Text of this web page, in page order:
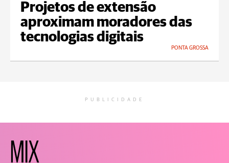
Projetos de extensão
aproximam moradores das
tecnologias digitais
PONTA GROSSA
PUBLICIDADE
MIX